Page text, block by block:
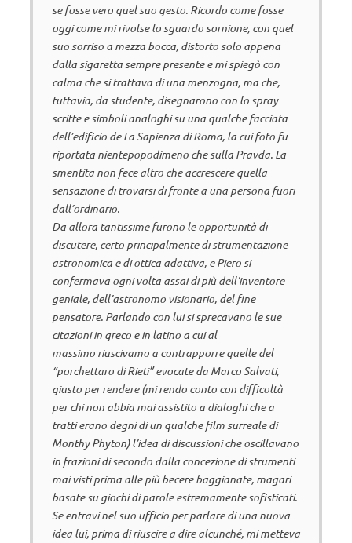
se fosse vero quel suo gesto. Ricordo come fosse
oggi come mi rivolse lo sguardo sornione, con quel
suo sorriso a mezza bocca, distorto solo appena
dalla sigaretta sempre presente e mi spiegò con
calma che si trattava di una menzogna, ma che,
tuttavia, da studente, disegnarono con lo spray
scritte e simboli analoghi su una qualche facciata
dell’edificio de La Sapienza di Roma, la cui foto fu
riportata nientepopodimeno che sulla Pravda. La
smentita non fece altro che accrescere quella
sensazione di trovarsi di fronte a una persona fuori
dall’ordinario.
Da allora tantissime furono le opportunità di
discutere, certo principalmente di strumentazione
astronomica e di ottica adattiva, e Piero si
confermava ogni volta assai di più dell’inventore
geniale, dell’astronomo visionario, del fine
pensatore. Parlando con lui si sprecavano le sue
citazioni in greco e in latino a cui al
massimo riuscivamo a contrapporre quelle del
“porchettaro di Rieti” evocate da Marco Salvati,
giusto per rendere (mi rendo conto con difficoltà
per chi non abbia mai assistito a dialoghi che a
tratti erano degni di un qualche film surreale di
Monthy Phyton) l’idea di discussioni che oscillavano
in frazioni di secondo dalla concezione di strumenti
mai visti prima alle più becere baggianate, magari
basate su giochi di parole estremamente sofisticati.
Se entravi nel suo ufficio per parlare di una nuova
idea lui, prima di riuscire a dire alcunché, mi metteva